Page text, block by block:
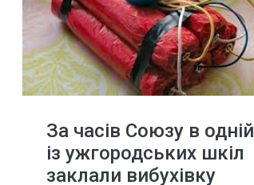
За часів Союзу в одній
із ужгородських шкіл
заклали вибухівку